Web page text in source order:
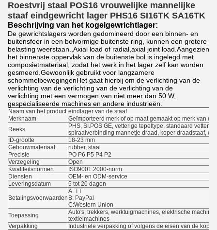
Roestvrij staal POS16 vrouwelijke mannelijke
staaf eindgewricht lager PHS16 SI16TK SA16TK
Beschrijving van het kogelgewrichtlager:
De gewrichtslagers worden gedomineerd door een binnen- en
buitensfeer in een bolvormige buitenste ring, kunnen een grotere
belasting weerstaan.,Axial load of radial,axial joint load.Aangezien
het binnenste oppervlak van de buitenste bol is ingelegd met
composietmateriaal, zodat het werk in het lager zelf kan worden
gesmeerd.Gewoonlijk gebruikt voor langzamere
schommelbewegingenHet gaat hierbij om de verlichting van de
verlichting van de verlichting van de verlichting van de
verlichting.met een vermogen van niet meer dan 50 W,
gespecialiseerde machines en andere industrieën.
Naam van het product eindlager van de staaf
Merknaam
Geïmporteerd merk of op maat gemaakt op merk van de
Reeks
PHS, SI.POS GE, vetterige tepeltype, standaard
spiraalverbinding mannetje draad, koper draadstaaf,
ID-grootte
18-23 mm
Gebouwmateriaal
rubber, staal
Precisie
PO P6 P5 P4 P2
Verzegeling
Open
Kwaliteitsnormen
ISO9001:2000-norm
Diensten
OEM- en ODM-service
Leveringsdatum
5 tot 20 dagen
Betalingsvoorwaarden
A: TT
B: PayPal
C:Western Union
Toepassing
Auto's, trekkers, werktuigmachines, elektrische
textielmachines
Verpakking
Industriële verpakking of volgens de eisen van de koper